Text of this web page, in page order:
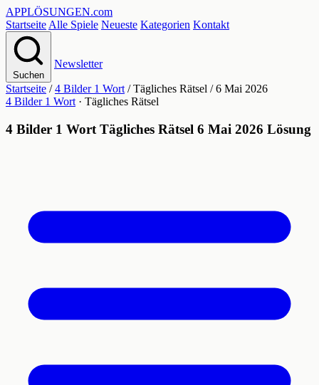
APPLÖSUNGEN.com
Startseite Alle Spiele Neueste Kategorien Kontakt
Suchen
Newsletter
Startseite / 4 Bilder 1 Wort / Tägliches Rätsel / 6 Mai 2026
4 Bilder 1 Wort · Tägliches Rätsel
4 Bilder 1 Wort Tägliches Rätsel 6 Mai 2026 Lösung